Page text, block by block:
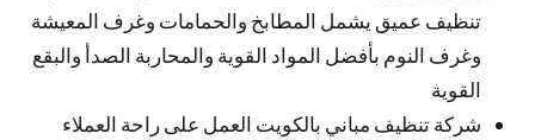
تنظيف عميق يشمل المطابخ والحمامات وغرف المعيشة
وغرف النوم بأفضل المواد القوية والمحاربة الصدأ والبقع
القوية
شركة تنظيف مباني بالكويت العمل على راحة العملاء